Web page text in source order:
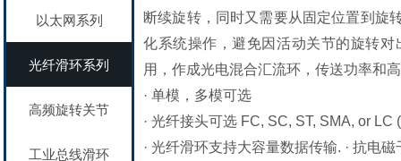
以太网系列
光纤滑环系列
高频旋转关节
工业总线滑环
断续旋转，同时又需要从固定位置到旋
化系统操作，避免因活动关节的旋转
用，作成光电混合汇流环，传送功率和
· 单模，多模可选
· 光纤接头可选 FC, SC, ST, SMA, or LC
· 光纤滑环支持大容量数据传输. · 抗电磁